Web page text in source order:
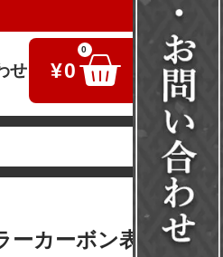
せ ¥0
0
検索
カーボン表面タイ